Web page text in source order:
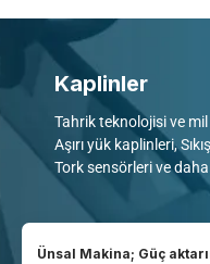
Kaplinler
Tahrik teknolojisi ve mil
Aşırı yük kaplinleri,
Tork sensörleri ve
Ünsal Makina; Güç